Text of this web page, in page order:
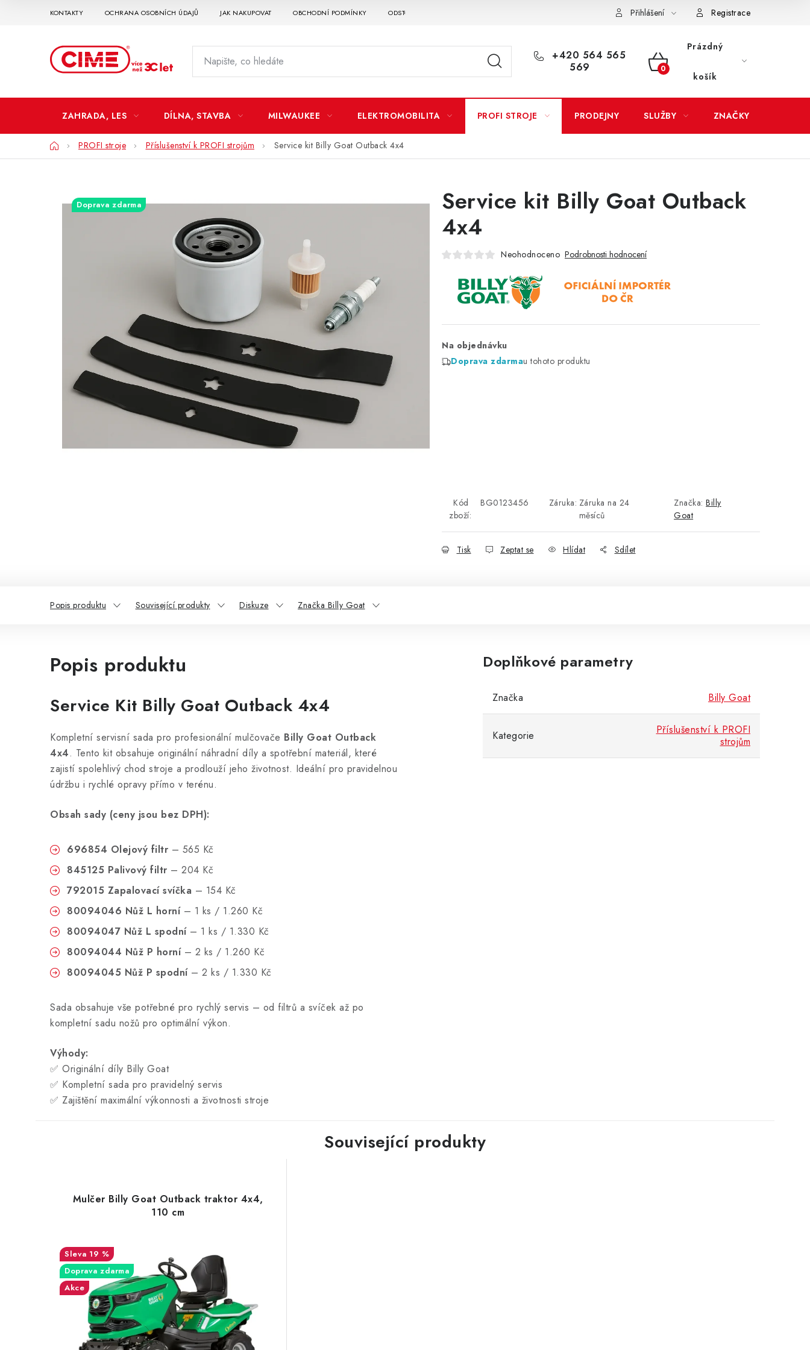
KONTAKTY OCHRANA OSOBNÍCH ÚDAJŮ JAK NAKUPOVAT OBCHODNÍ PODMÍNKY ODSTOUPENÍ OD SMLOUVY EXPEDICE ZBOŽÍ REKLAMACE ZAKOUPENÉHO ZBOŽÍ
Přihlášení Registrace
+420 564 565
569
NÁKUPNÍ
Prázdný
košík
ZAHRADA, LES DÍLNA, STAVBA MILWAUKEE ELEKTROMOBILITA PROFI STROJE PRODEJNY SLUŽBY ZNAČKY
DomůPROFI stroje Příslušenství k PROFI strojům Service kit Billy Goat Outback 4x4
Service kit Billy Goat Outback
4x4
Neohodnoceno Podrobnosti hodnocení
Na objednávku
Doprava zdarmau tohoto produktu
Kód
zboží:
BG0123456 Záruka: Záruka na 24
měsíců
Značka:Billy
Goat
Tisk Zeptat se Hlídat Sdílet
Doprava zdarma
Popis produktu Související produkty Diskuze Značka Billy Goat
Popis produktu
Service Kit Billy Goat Outback 4x4
Kompletní servisní sada pro profesionální mulčovače Billy Goat Outback
4x4. Tento kit obsahuje originální náhradní díly a spotřební materiál, které
zajistí spolehlivý chod stroje a prodlouží jeho životnost. Ideální pro pravidelnou
údržbu i rychlé opravy přímo v terénu.
Obsah sady (ceny jsou bez DPH):
696854 Olejový filtr – 565 Kč
845125 Palivový filtr – 204 Kč
792015 Zapalovací svíčka – 154 Kč
80094046 Nůž L horní– 1 ks / 1.260 Kč
80094047 Nůž L spodní– 1 ks / 1.330 Kč
80094044 Nůž P horní– 2 ks / 1.260 Kč
80094045 Nůž P spodní– 2 ks / 1.330 Kč
Sada obsahuje vše potřebné pro rychlý servis – od filtrů a svíček až po
kompletní sadu nožů pro optimální výkon.
Výhody:
✅ Originální díly Billy Goat
✅ Kompletní sada pro pravidelný servis
✅ Zajištění maximální výkonnosti a životnosti stroje
Doplňkové parametry
Značka Billy Goat
Kategorie
Příslušenství k PROFI
strojům
Související produkty
Mulčer Billy Goat Outback traktor 4x4,
110 cm
19 %
Doprava zdarma
Akce